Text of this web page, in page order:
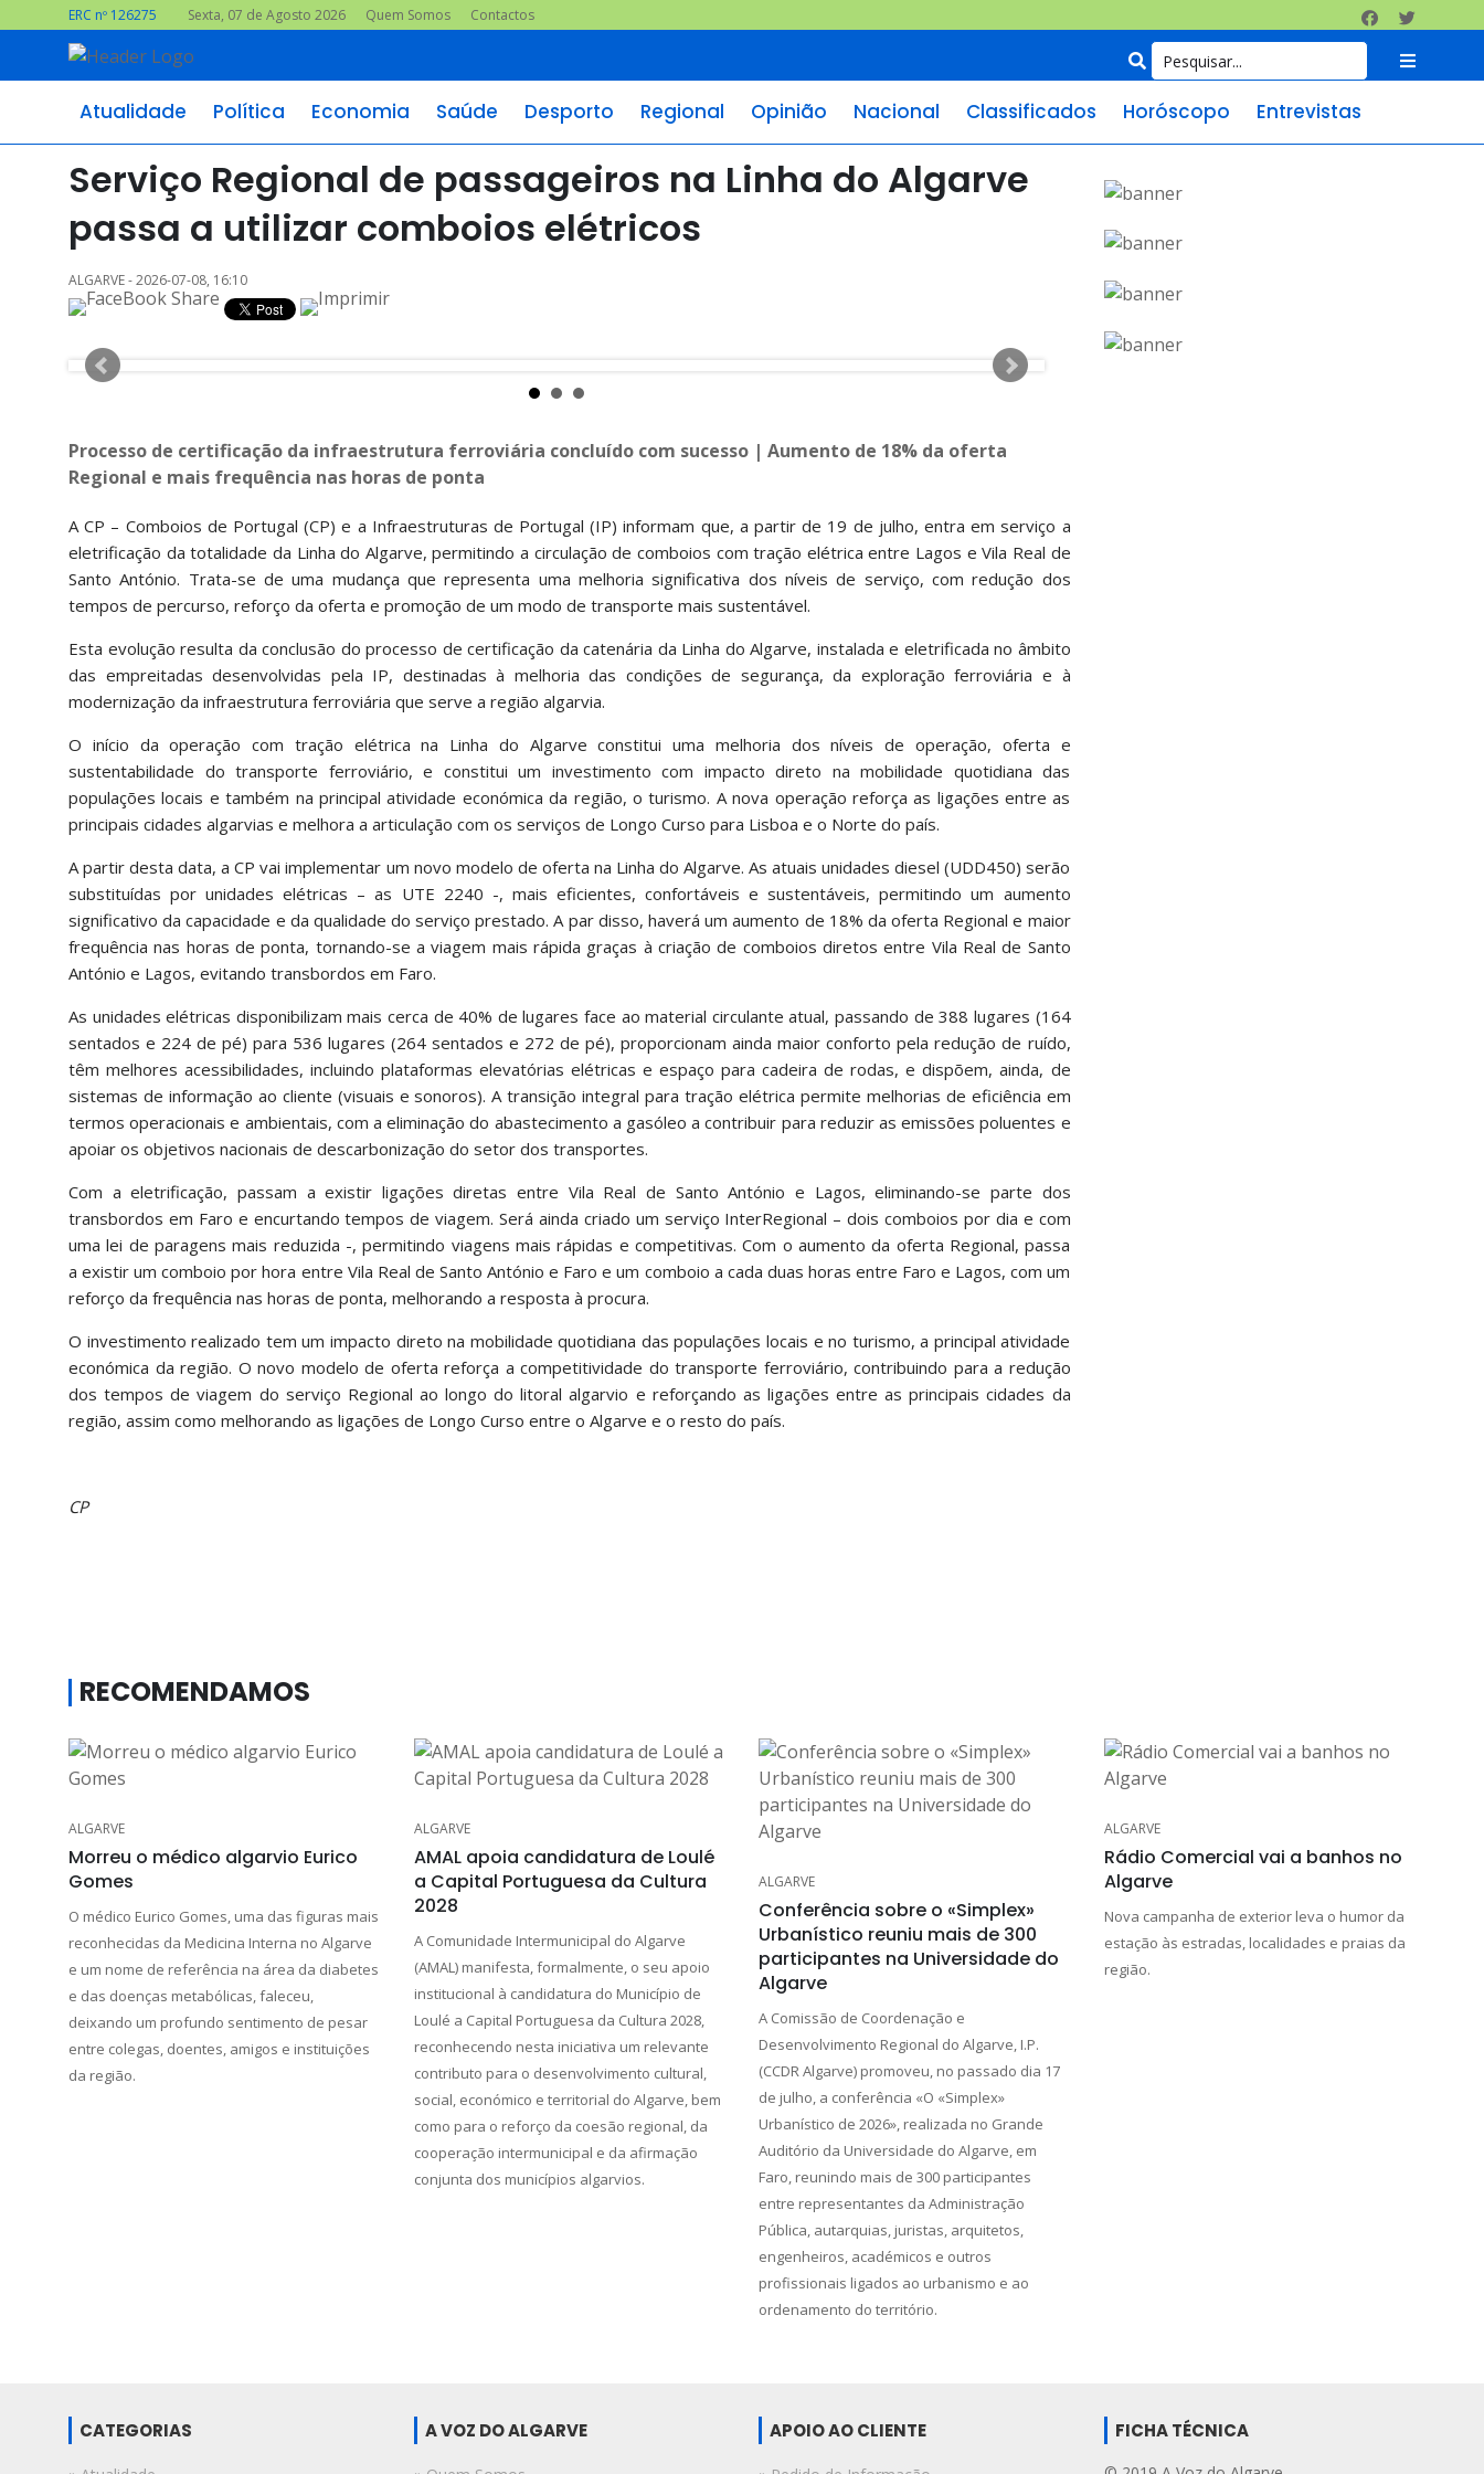
ERC nº 126275 Sexta, 07 de Agosto 2026 Quem Somos Contactos
Atualidade Política Economia Saúde Desporto Regional Opinião Nacional Classificados Horóscopo Entrevistas
Serviço Regional de passageiros na Linha do Algarve
passa a utilizar comboios elétricos
ALGARVE - 2026-07-08, 16:10
Processo de certificação da infraestrutura ferroviária concluído com sucesso | Aumento de 18% da oferta
Regional e mais frequência nas horas de ponta
A CP – Comboios de Portugal (CP) e a Infraestruturas de Portugal (IP) informam que, a partir de 19 de julho, entra em serviço a
eletrificação da totalidade da Linha do Algarve, permitindo a circulação de comboios com tração elétrica entre Lagos e Vila Real de
Santo António. Trata-se de uma mudança que representa uma melhoria significativa dos níveis de serviço, com redução dos
tempos de percurso, reforço da oferta e promoção de um modo de transporte mais sustentável.
Esta evolução resulta da conclusão do processo de certificação da catenária da Linha do Algarve, instalada e eletrificada no âmbito
das empreitadas desenvolvidas pela IP, destinadas à melhoria das condições de segurança, da exploração ferroviária e à
modernização da infraestrutura ferroviária que serve a região algarvia.
O início da operação com tração elétrica na Linha do Algarve constitui uma melhoria dos níveis de operação, oferta e
sustentabilidade do transporte ferroviário, e constitui um investimento com impacto direto na mobilidade quotidiana das
populações locais e também na principal atividade económica da região, o turismo. A nova operação reforça as ligações entre as
principais cidades algarvias e melhora a articulação com os serviços de Longo Curso para Lisboa e o Norte do país.
A partir desta data, a CP vai implementar um novo modelo de oferta na Linha do Algarve. As atuais unidades diesel (UDD450) serão
substituídas por unidades elétricas – as UTE 2240 -, mais eficientes, confortáveis e sustentáveis, permitindo um aumento
significativo da capacidade e da qualidade do serviço prestado. A par disso, haverá um aumento de 18% da oferta Regional e maior
frequência nas horas de ponta, tornando-se a viagem mais rápida graças à criação de comboios diretos entre Vila Real de Santo
António e Lagos, evitando transbordos em Faro.
As unidades elétricas disponibilizam mais cerca de 40% de lugares face ao material circulante atual, passando de 388 lugares (164
sentados e 224 de pé) para 536 lugares (264 sentados e 272 de pé), proporcionam ainda maior conforto pela redução de ruído,
têm melhores acessibilidades, incluindo plataformas elevatórias elétricas e espaço para cadeira de rodas, e dispõem, ainda, de
sistemas de informação ao cliente (visuais e sonoros). A transição integral para tração elétrica permite melhorias de eficiência em
termos operacionais e ambientais, com a eliminação do abastecimento a gasóleo a contribuir para reduzir as emissões poluentes e
apoiar os objetivos nacionais de descarbonização do setor dos transportes.
Com a eletrificação, passam a existir ligações diretas entre Vila Real de Santo António e Lagos, eliminando-se parte dos
transbordos em Faro e encurtando tempos de viagem. Será ainda criado um serviço InterRegional – dois comboios por dia e com
uma lei de paragens mais reduzida -, permitindo viagens mais rápidas e competitivas. Com o aumento da oferta Regional, passa
a existir um comboio por hora entre Vila Real de Santo António e Faro e um comboio a cada duas horas entre Faro e Lagos, com um
reforço da frequência nas horas de ponta, melhorando a resposta à procura.
O investimento realizado tem um impacto direto na mobilidade quotidiana das populações locais e no turismo, a principal atividade
económica da região. O novo modelo de oferta reforça a competitividade do transporte ferroviário, contribuindo para a redução
dos tempos de viagem do serviço Regional ao longo do litoral algarvio e reforçando as ligações entre as principais cidades da
região, assim como melhorando as ligações de Longo Curso entre o Algarve e o resto do país.
CP
RECOMENDAMOS
ALGARVE
Morreu o médico algarvio Eurico
Gomes
O médico Eurico Gomes, uma das figuras mais
reconhecidas da Medicina Interna no Algarve
e um nome de referência na área da diabetes
e das doenças metabólicas, faleceu,
deixando um profundo sentimento de pesar
entre colegas, doentes, amigos e instituições
da região.
ALGARVE
AMAL apoia candidatura de Loulé
a Capital Portuguesa da Cultura
2028
A Comunidade Intermunicipal do Algarve
(AMAL) manifesta, formalmente, o seu apoio
institucional à candidatura do Município de
Loulé a Capital Portuguesa da Cultura 2028,
reconhecendo nesta iniciativa um relevante
contributo para o desenvolvimento cultural,
social, económico e territorial do Algarve, bem
como para o reforço da coesão regional, da
cooperação intermunicipal e da afirmação
conjunta dos municípios algarvios.
ALGARVE
Conferência sobre o «Simplex»
Urbanístico reuniu mais de 300
participantes na Universidade do
Algarve
A Comissão de Coordenação e
Desenvolvimento Regional do Algarve, I.P.
(CCDR Algarve) promoveu, no passado dia 17
de julho, a conferência «O «Simplex»
Urbanístico de 2026», realizada no Grande
Auditório da Universidade do Algarve, em
Faro, reunindo mais de 300 participantes
entre representantes da Administração
Pública, autarquias, juristas, arquitetos,
engenheiros, académicos e outros
profissionais ligados ao urbanismo e ao
ordenamento do território.
ALGARVE
Rádio Comercial vai a banhos no
Algarve
Nova campanha de exterior leva o humor da
estação às estradas, localidades e praias da
região.
CATEGORIAS A VOZ DO ALGARVE APOIO AO CLIENTE FICHA TÉCNICA